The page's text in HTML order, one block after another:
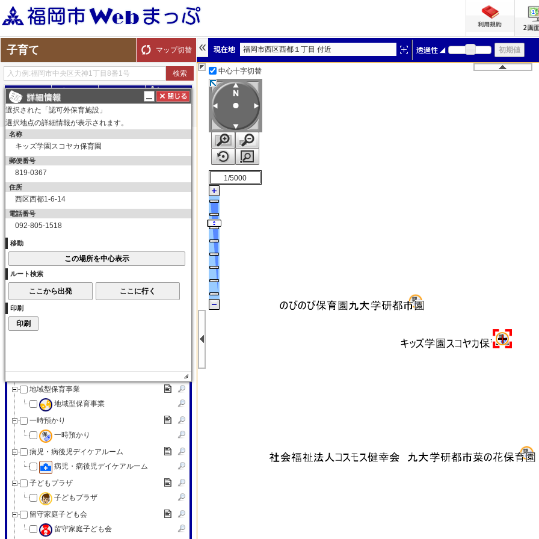
子育て マップ切替
探す ルート
子育て
保育所（園）
保育所（園）
幼稚園
子育て交流サロン
子育て（その他）
赤ちゃんの駅
認可外保育施設
地域型保育事業
地域型保育事業
一時預かり
一時預かり
病児・病後児デイケアルーム
病児・病後児デイケアルーム
子どもプラザ
子どもプラザ
留守家庭子ども会
留守家庭子ども会
福岡市西区西都１丁目 付近
中心十字切替
1/5000
選択された「認可外保育施設」
選択地点の詳細情報が表示されます。
名称
キッズ学園スコヤカ保育園
郵便番号
819-0367
住所
西区西都1-6-14
電話番号
092-805-1518
移動
ルート検索
印刷